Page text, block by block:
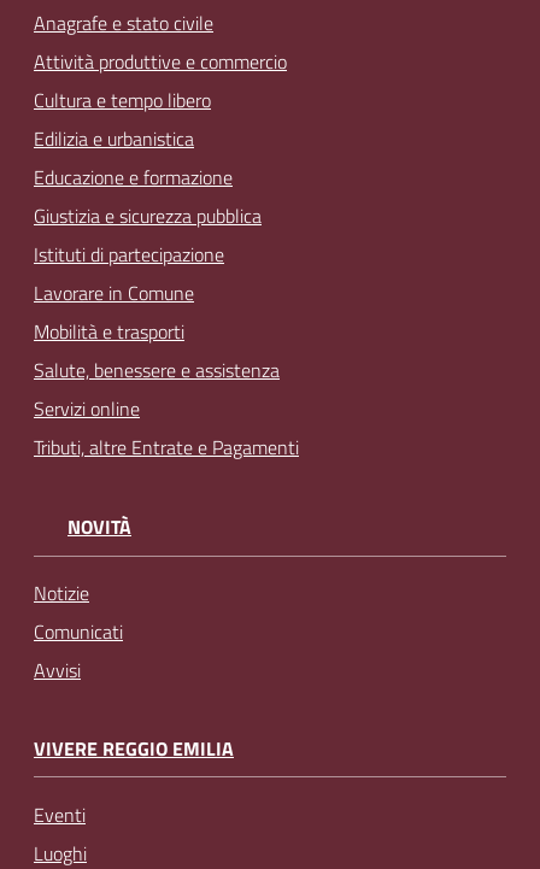
Anagrafe e stato civile
Attività produttive e commercio
Cultura e tempo libero
Edilizia e urbanistica
Educazione e formazione
Giustizia e sicurezza pubblica
Istituti di partecipazione
Lavorare in Comune
Mobilità e trasporti
Salute, benessere e assistenza
Servizi online
Tributi, altre Entrate e Pagamenti
NOVITÀ
Notizie
Comunicati
Avvisi
VIVERE REGGIO EMILIA
Eventi
Luoghi